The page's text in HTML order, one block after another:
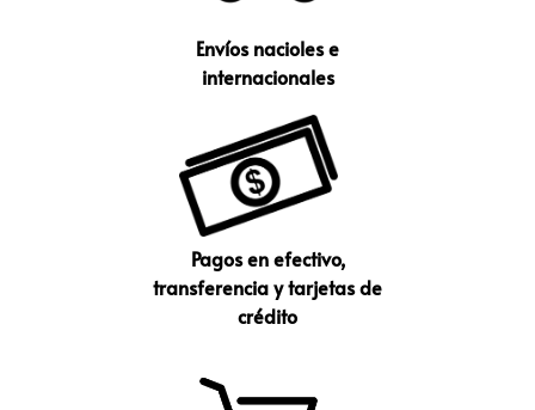
Envíos nacioles e
internacionales
Pagos en efectivo,
transferencia y tarjetas de
crédito